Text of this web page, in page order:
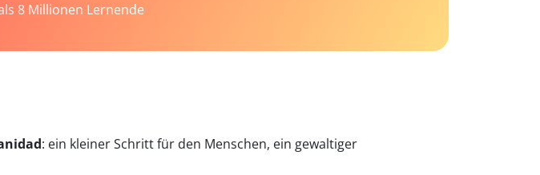
8 Millionen Lernende
: ein kleiner Schritt für den Menschen, ein gewaltiger